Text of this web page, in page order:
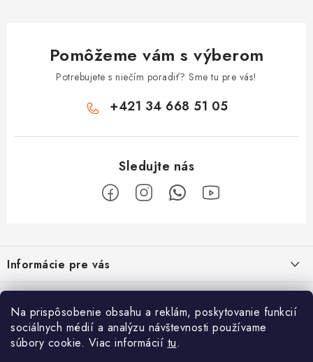
Na prispôsobenie obsahu a reklám, poskytovanie funkcií
sociálnych médií a analýzu návštevnosti používame
súbory cookie. Viac informácií tu.
Pomôžeme vám s výberom
Potrebujete s niečím poradiť? Sme tu pre vás!
+421 34 668 51 05
p
ä
Informácie pre vás
Obchodné podmienky
Odstúpenie od zmluvy
Reklamačný poriadok
Vyrábame sauny na mieru
Užitočne informácie